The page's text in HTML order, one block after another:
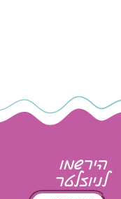
הירשמו
לניוזלטר